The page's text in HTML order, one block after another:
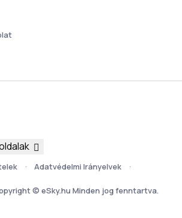
Adatvédelmi Irányelvek
© eSky.hu Minden jog fenntartva.